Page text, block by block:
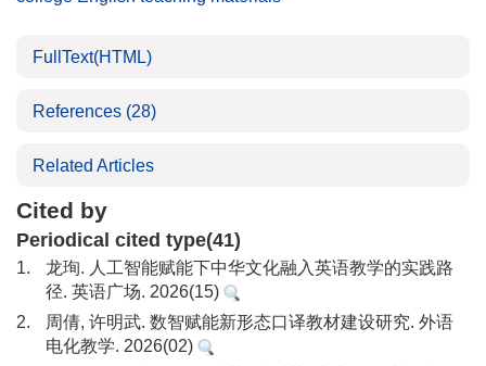
FullText(HTML)
References (28)
Related Articles
Cited by
Periodical cited type(41)
1.
龙珣. 人工智能赋能下中华文化融入英语教学的实践路
径. 英语广场. 2026(15)
2.
周倩, 许明武. 数智赋能新形态口译教材建设研究. 外语
电化教学. 2026(02)